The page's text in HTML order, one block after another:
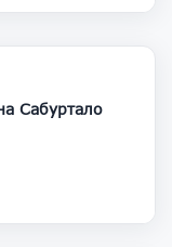
390 000
Квартира на Сабуртало